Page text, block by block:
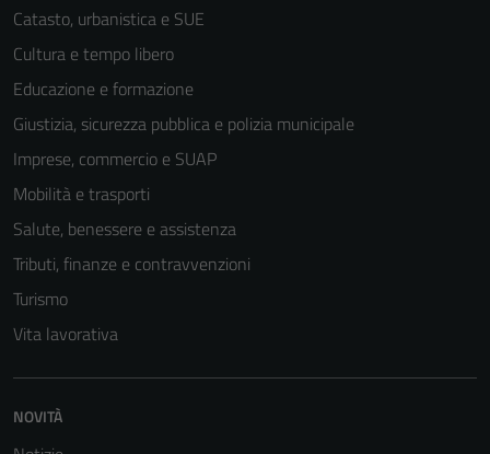
Catasto, urbanistica e SUE
Cultura e tempo libero
Educazione e formazione
Giustizia, sicurezza pubblica e polizia municipale
Imprese, commercio e SUAP
Mobilità e trasporti
Salute, benessere e assistenza
Tributi, finanze e contravvenzioni
Turismo
Vita lavorativa
NOVITÀ